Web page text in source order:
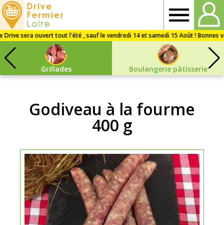
Loire
Grillades Boulangerie pâtisserie
Godiveau à la fourme
400 g